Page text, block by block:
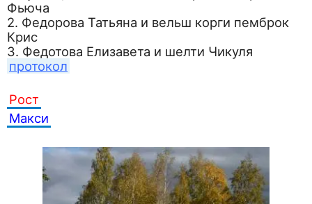
Фьюча
2. Федорова Татьяна и вельш корги пемброк
Крис
3. Федотова Елизавета и шелти Чикуля
протокол
Рост
Макси